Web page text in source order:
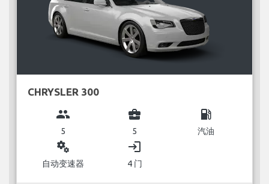
CHRYSLER 300
group
5
business_center
5
local_gas_station
汽油
miscellaneous_services
自动变速器
login
4 门